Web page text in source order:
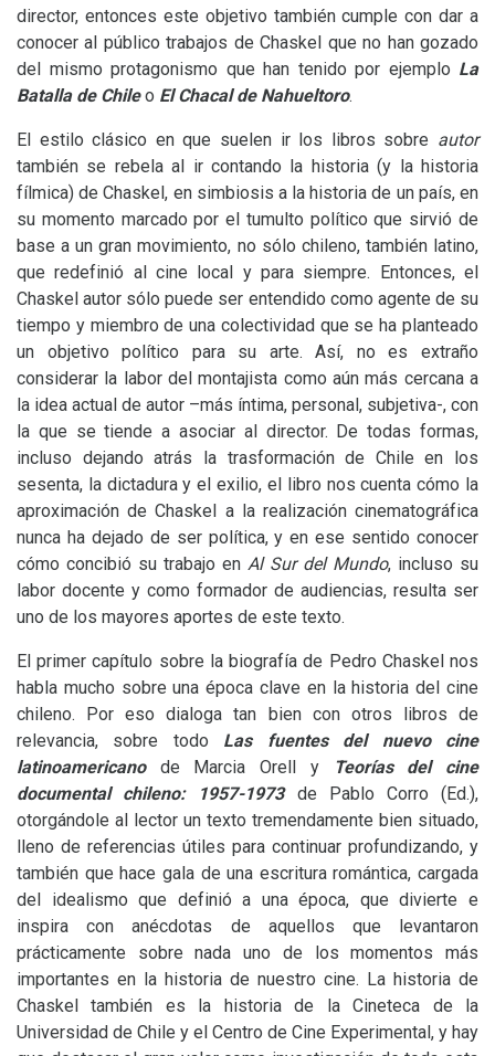
director, entonces este objetivo también cumple con dar a
conocer al público trabajos de Chaskel que no han gozado
del mismo protagonismo que han tenido por ejemplo La
Batalla de Chileo El Chacal de Nahueltoro.
El estilo clásico en que suelen ir los libros sobre autor
también se rebela al ir contando la historia (y la historia
fílmica) de Chaskel, en simbiosis a la historia de un país, en
su momento marcado por el tumulto político que sirvió de
base a un gran movimiento, no sólo chileno, también latino,
que redefinió al cine local y para siempre. Entonces, el
Chaskel autor sólo puede ser entendido como agente de su
tiempo y miembro de una colectividad que se ha planteado
un objetivo político para su arte. Así, no es extraño
considerar la labor del montajista como aún más cercana a
la idea actual de autor –más íntima, personal, subjetiva-, con
la que se tiende a asociar al director. De todas formas,
incluso dejando atrás la trasformación de Chile en los
sesenta, la dictadura y el exilio, el libro nos cuenta cómo la
aproximación de Chaskel a la realización cinematográfica
nunca ha dejado de ser política, y en ese sentido conocer
cómo concibió su trabajo en Al Sur del Mundo, incluso su
labor docente y como formador de audiencias, resulta ser
uno de los mayores aportes de este texto.
El primer capítulo sobre la biografía de Pedro Chaskel nos
habla mucho sobre una época clave en la historia del cine
chileno. Por eso dialoga tan bien con otros libros de
relevancia, sobre todo Las fuentes del nuevo cine
latinoamericano
de Marcia Orell y
Teorías del cine
documental chileno: 1957-1973
de Pablo Corro (Ed.),
otorgándole al lector un texto tremendamente bien situado,
lleno de referencias útiles para continuar profundizando, y
también que hace gala de una escritura romántica, cargada
del idealismo que definió a una época, que divierte e
inspira con anécdotas de aquellos que levantaron
prácticamente sobre nada uno de los momentos más
importantes en la historia de nuestro cine. La historia de
Chaskel también es la historia de la Cineteca de la
Universidad de Chile y el Centro de Cine Experimental, y hay